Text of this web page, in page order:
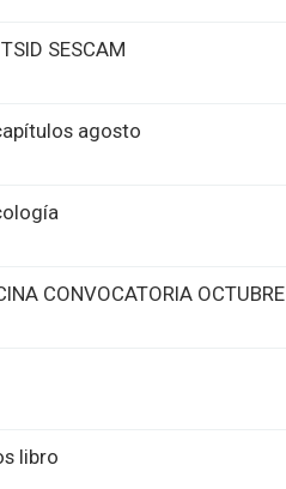
SESCAM
agosto
CONVOCATORIA OCTUBRE
libro